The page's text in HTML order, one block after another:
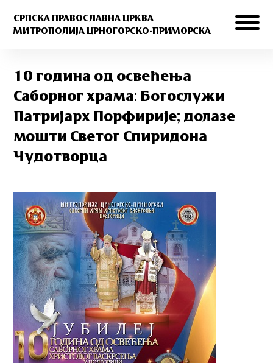
СРПСКА ПРАВОСЛАВНА ЦРКВА
МИТРОПОЛИЈА ЦРНОГОРСКО-ПРИМОРСКА
10 година од освећења
Саборног храма: Богослужи
Патријарх Порфирије; долазе
мошти Светог Спиридона
Чудотворца